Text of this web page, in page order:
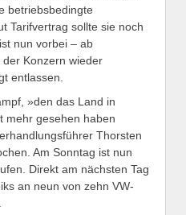
betriebsbedingte
Tarifvertrag sollte sie noch
nun vorbei – ab
Konzern wieder
entlassen.
»den das Land in
mehr gesehen haben
Thorsten
Am Sonntag ist nun
Direkt am nächsten Tag
an neun von zehn VW-